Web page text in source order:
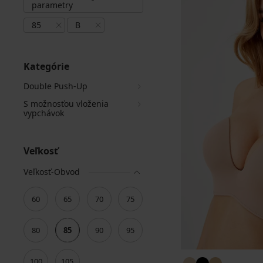
parametry
85
B
Kategórie
Double Push-Up
S možnosťou vloženia
vypchávok
Veľkosť
Veľkosť-Obvod
60 65 70 75
80 85 90 95